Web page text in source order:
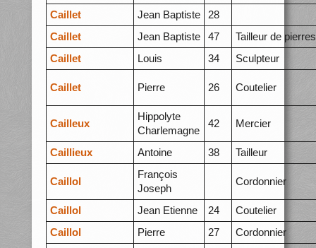
Caillet
Jean Baptiste
28
Caillet
Jean Baptiste 47
Tailleur de pierres
Caillet
Louis 34 Sculpteur
Caillet Pierre 26 Coutelier
Cailleux
Hippolyte
Charlemagne
42 Mercier
Caillieux Antoine 38 Tailleur
Caillol
François
Joseph
Cordonnier
Caillol Jean Etienne 24
Coutelier
Caillol
Pierre 27
Cordonnier